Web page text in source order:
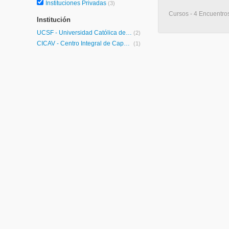
Instituciones Privadas (3)
Institución
UCSF - Universidad Católica de Santa Fe (2)
CICAV - Centro Integral de Capacitación Virtual (1)
Cursos - 4